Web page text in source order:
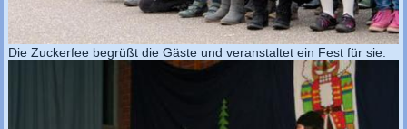
Die Zuckerfee begrüßt die Gäste und veranstaltet ein Fest für sie.